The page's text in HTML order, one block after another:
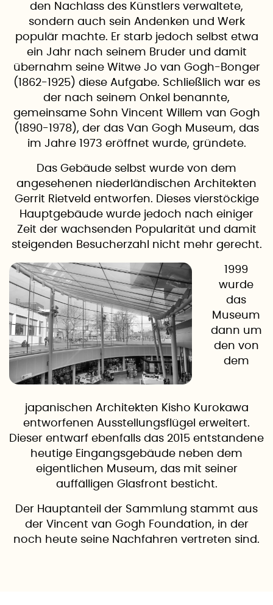
den Nachlass des Künstlers verwaltete,
sondern auch sein Andenken und Werk
populär machte. Er starb jedoch selbst etwa
ein Jahr nach seinem Bruder und damit
übernahm seine Witwe Jo van Gogh-Bonger
(1862-1925) diese Aufgabe. Schließlich war es
der nach seinem Onkel benannte,
gemeinsame Sohn Vincent Willem van Gogh
(1890-1978), der das Van Gogh Museum, das
im Jahre 1973 eröffnet wurde, gründete.
​Das Gebäude selbst wurde von dem
angesehenen niederländischen Architekten
Gerrit Rietveld entworfen. Dieses vierstöckige
Hauptgebäude wurde jedoch nach einiger
Zeit der wachsenden Popularität und damit
steigenden Besucherzahl nicht mehr gerecht.
1999
wurde
das
Museum
dann um
den von
dem
japanischen Architekten Kisho Kurokawa
entworfenen Ausstellungsflügel erweitert.
Dieser entwarf ebenfalls das 2015 entstandene
heutige Eingangsgebäude neben dem
eigentlichen Museum, das mit seiner
auffälligen Glasfront besticht.
Der Hauptanteil der Sammlung stammt aus
der Vincent van Gogh Foundation, in der
noch heute seine Nachfahren vertreten sind.